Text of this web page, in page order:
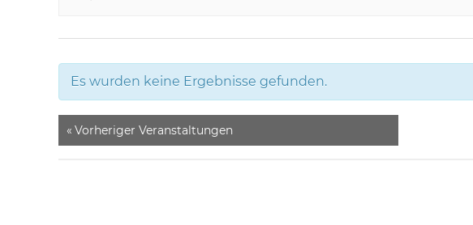
Es wurden keine Ergebnisse gefunden.
« Vorheriger Veranstaltungen